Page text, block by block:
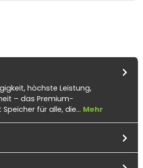
höchste Leistung,
– das Premium-
für alle, die… Mehr